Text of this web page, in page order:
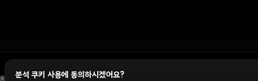
약관 쿠키 설정
분석 쿠키 사용에 동의하시겠어요?